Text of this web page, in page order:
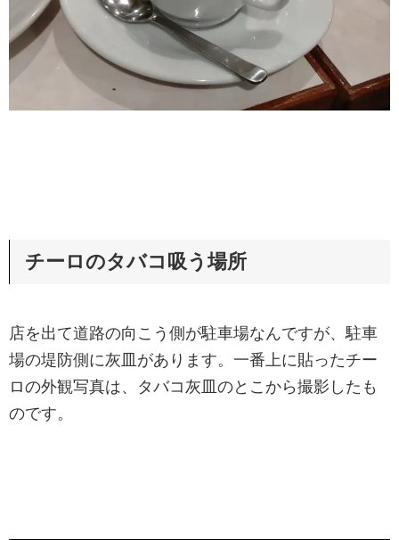
チーロのタバコ吸う場所
店を出て道路の向こう側が駐車場なんですが、駐車
場の堤防側に灰皿があります。一番上に貼ったチー
ロの外観写真は、タバコ灰皿のとこから撮影したも
のです。